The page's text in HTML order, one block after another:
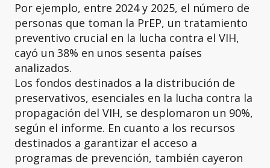
Por ejemplo, entre 2024 y 2025, el número de
personas que toman la PrEP, un tratamiento
preventivo crucial en la lucha contra el VIH,
cayó un 38% en unos sesenta países
analizados.
Los fondos destinados a la distribución de
preservativos, esenciales en la lucha contra la
propagación del VIH, se desplomaron un 90%,
según el informe. En cuanto a los recursos
destinados a garantizar el acceso a
programas de prevención, también cayeron